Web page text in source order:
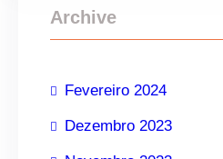
uArchive
Fevereiro 2024
Dezembro 2023